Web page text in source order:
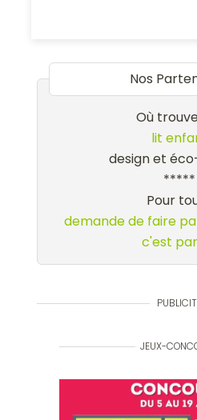
Nos
Où
lit
design et
*****
Pour
demande de faire
c'est
JEUX-